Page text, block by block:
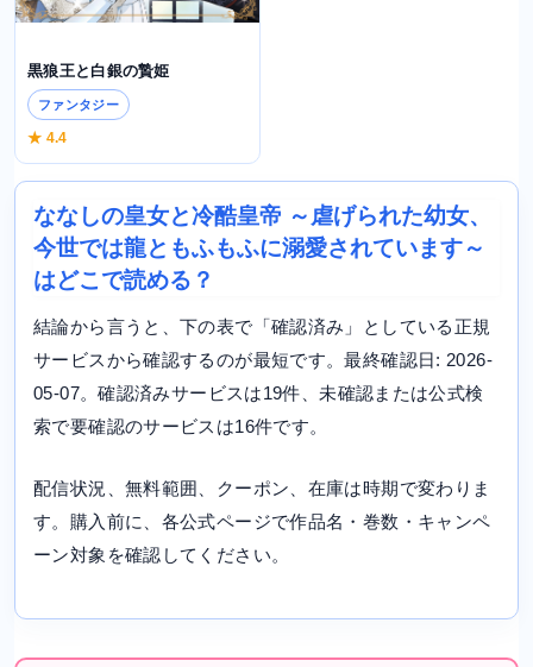
黒狼王と白銀の贄姫
ファンタジー
★ 4.4
ななしの皇女と冷酷皇帝 ～虐げられた幼女、
今世では龍ともふもふに溺愛されています～
はどこで読める？
結論から言うと、下の表で「確認済み」としている正規
サービスから確認するのが最短です。最終確認日: 2026-
05-07。確認済みサービスは19件、未確認または公式検
索で要確認のサービスは16件です。
配信状況、無料範囲、クーポン、在庫は時期で変わりま
す。購入前に、各公式ページで作品名・巻数・キャンペ
ーン対象を確認してください。